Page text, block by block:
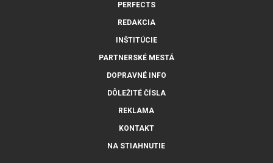
PERFECTS
REDAKCIA
INŠTITÚCIE
PARTNERSKÉ MESTÁ
DOPRAVNÉ INFO
DÔLEŽITÉ ČÍSLA
REKLAMA
KONTAKT
NA STIAHNUTIE